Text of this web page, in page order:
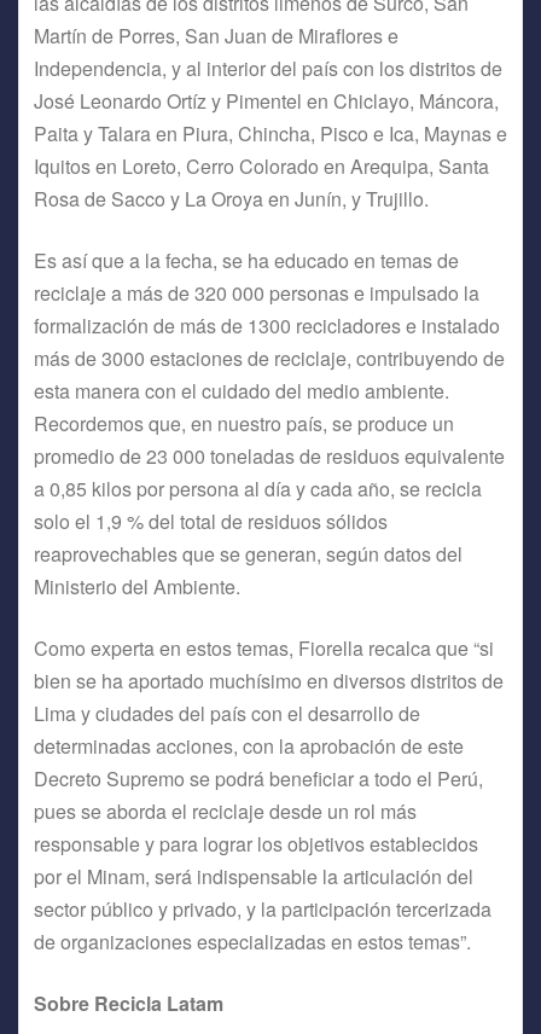
Martín de Porres, San Juan de Miraflores e
Independencia, y al interior del país con los distritos de
José Leonardo Ortíz y Pimentel en Chiclayo, Máncora,
Paita y Talara en Piura, Chincha, Pisco e Ica, Maynas e
Iquitos en Loreto, Cerro Colorado en Arequipa, Santa
Rosa de Sacco y La Oroya en Junín, y Trujillo.
Es así que a la fecha, se ha educado en temas de
reciclaje a más de 320 000 personas e impulsado la
formalización de más de 1300 recicladores e instalado
más de 3000 estaciones de reciclaje, contribuyendo de
esta manera con el cuidado del medio ambiente.
Recordemos que, en nuestro país, se produce un
promedio de 23 000 toneladas de residuos equivalente
a 0,85 kilos por persona al día y cada año, se recicla
solo el 1,9 % del total de residuos sólidos
reaprovechables que se generan, según datos del
Ministerio del Ambiente.
Como experta en estos temas, Fiorella recalca que “si
bien se ha aportado muchísimo en diversos distritos de
Lima y ciudades del país con el desarrollo de
determinadas acciones, con la aprobación de este
Decreto Supremo se podrá beneficiar a todo el Perú,
pues se aborda el reciclaje desde un rol más
responsable y para lograr los objetivos establecidos
por el Minam, será indispensable la articulación del
sector público y privado, y la participación tercerizada
de organizaciones especializadas en estos temas”.
Sobre Recicla Latam